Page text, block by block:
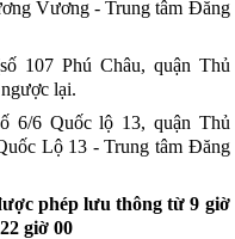
Vương - Trung tâm Đăng
107 Phú Châu, quận Thủ
lại.
6/6 Quốc lộ 13, quận Thủ
Lộ 13 - Trung tâm Đăng
phép lưu thông từ 9 giờ
giờ 00